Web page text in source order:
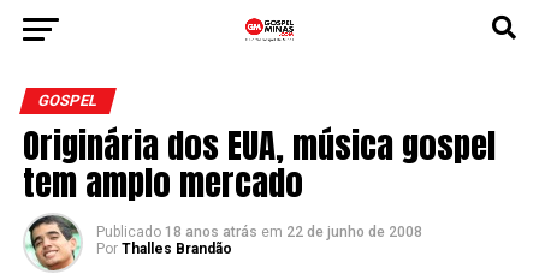
GOSPEL
Originária dos EUA, música gospel
tem amplo mercado
Publicado 18 anos atrás em 22 de junho de 2008
Por Thalles Brandão